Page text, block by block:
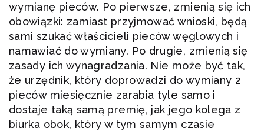
wymianę pieców. Po pierwsze, zmienią się ich
obowiązki: zamiast przyjmować wnioski, będą
sami szukać właścicieli pieców węglowych i
namawiać do wymiany. Po drugie, zmienią się
zasady ich wynagradzania. Nie może być tak,
że urzędnik, który doprowadzi do wymiany 2
pieców miesięcznie zarabia tyle samo i
dostaje taką samą premię, jak jego kolega z
biurka obok, który w tym samym czasie